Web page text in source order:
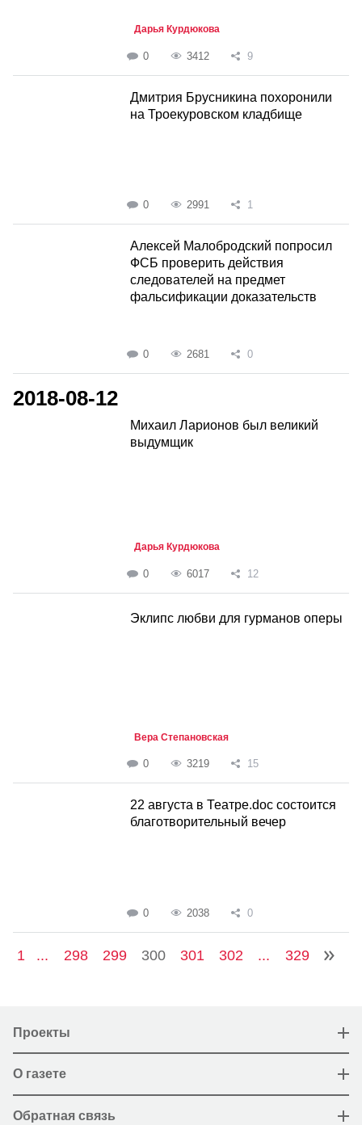
Дарья Курдюкова
0 3412 9
Дмитрия Брусникина похоронили
на Троекуровском кладбище
0 2991 1
Алексей Малобродский попросил
ФСБ проверить действия
следователей на предмет
фальсификации доказательств
0 2681 0
2018-08-12
Михаил Ларионов был великий
выдумщик
Дарья Курдюкова
0 6017 12
Эклипс любви для гурманов оперы
Вера Степановская
0 3219 15
22 августа в Театре.doc состоится
благотворительный вечер
0 2038 0
1 ... 298 299 300 301 302 ... 329
Проекты
О газете
Обратная связь